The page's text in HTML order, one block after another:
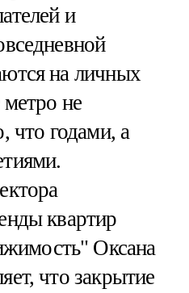
и
на личных
метро не
что годами, а
квартир
Оксана
что закрытие